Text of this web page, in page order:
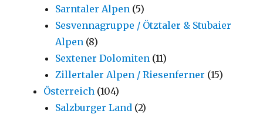
Sarntaler Alpen (5)
Sesvennagruppe / Ötztaler & Stubaier
Alpen (8)
Sextener Dolomiten (11)
Zillertaler Alpen / Riesenferner (15)
Österreich (104)
Salzburger Land (2)